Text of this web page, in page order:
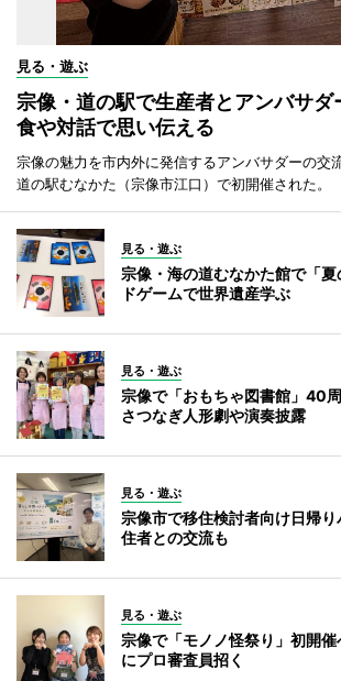
見る・遊ぶ
宗像・道の駅で生産者とアンバサ
食や対話で思い伝える
宗像の魅力を市内外に発信するアンバサダーの交
道の駅むなかた（宗像市江口）で初開催された。
見る・遊ぶ
宗像・海の道むなかた館で「
ドゲームで世界遺産学ぶ
見る・遊ぶ
宗像で「おもちゃ図書館」40
さつなぎ人形劇や演奏披露
見る・遊ぶ
宗像市で移住検討者向け日帰
住者との交流も
見る・遊ぶ
宗像で「モノノ怪祭り」初開
にプロ審査員招く